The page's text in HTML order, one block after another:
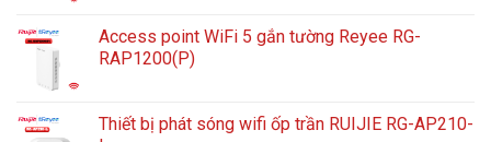
Access point WiFi 5 gắn tường Reyee RG-
RAP1200(P)
Thiết bị phát sóng wifi ốp trần RUIJIE RG-AP210-